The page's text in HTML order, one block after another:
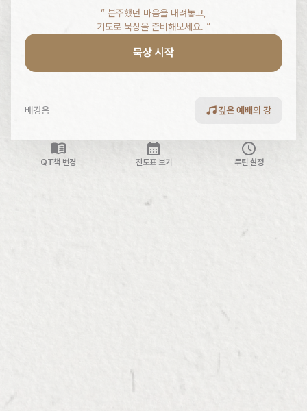
“ 분주했던 마음을 내려놓고,
기도로 묵상을 준비해보세요. ”
묵상 시작
배경음 깊은 예배의 강
QT책 변경 진도표 보기 루틴 설정